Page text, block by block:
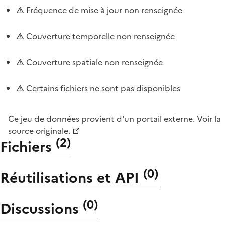
Fréquence de mise à jour non renseignée
Couverture temporelle non renseignée
Couverture spatiale non renseignée
Certains fichiers ne sont pas disponibles
Ce jeu de données provient d'un portail externe. Voir la
source originale.
Fichiers (2)
Réutilisations et API (0)
Discussions (0)